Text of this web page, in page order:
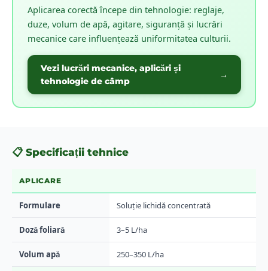
Aplicarea corectă începe din tehnologie: reglaje,
duze, volum de apă, agitare, siguranță și lucrări
mecanice care influențează uniformitatea culturii.
Vezi lucrări mecanice, aplicări și
tehnologie de câmp
→
📋 Specificații tehnice
APLICARE
Formulare Soluție lichidă concentrată
Doză foliară 3–5 L/ha
Volum apă 250–350 L/ha